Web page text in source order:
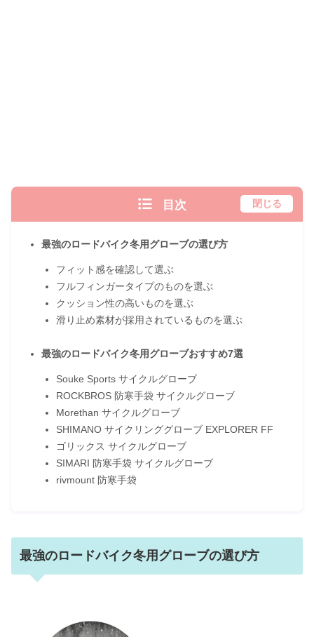
目次 閉じる
最強のロードバイク冬用グローブの選び方
フィット感を確認して選ぶ
フルフィンガータイプのものを選ぶ
クッション性の高いものを選ぶ
滑り止め素材が採用されているものを選ぶ
最強のロードバイク冬用グローブおすすめ7選
Souke Sports サイクルグローブ
ROCKBROS 防寒手袋 サイクルグローブ
Morethan サイクルグローブ
SHIMANO サイクリンググローブ EXPLORER FF
ゴリックス サイクルグローブ
SIMARI 防寒手袋 サイクルグローブ
rivmount 防寒手袋
最強のロードバイク冬用グローブの選び方